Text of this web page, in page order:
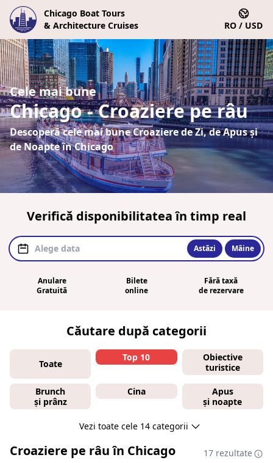
Chicago Boat Tours
& Architecture Cruises
RO / USD
Cele mai bune
Chicago - Croaziere pe râu
Descoperă cele mai bune Croaziere de Zi, de Apus și
de Noapte în Chicago
Verifică disponibilitatea în timp real
Astăzi Mâine
Anulare
Gratuită
Bilete
online
Fără taxă
de rezervare
Căutare după categorii
Toate
Top 10
Obiective
turistice
Brunch
și prânz
Cina
Apus
și noapte
Vezi toate cele 14 categorii
Croaziere pe râu în Chicago 17 rezultate